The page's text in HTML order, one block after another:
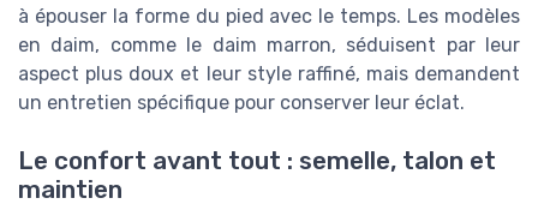
à épouser la forme du pied avec le temps. Les modèles
en daim, comme le daim marron, séduisent par leur
aspect plus doux et leur style raffiné, mais demandent
un entretien spécifique pour conserver leur éclat.
Le confort avant tout : semelle, talon et
maintien